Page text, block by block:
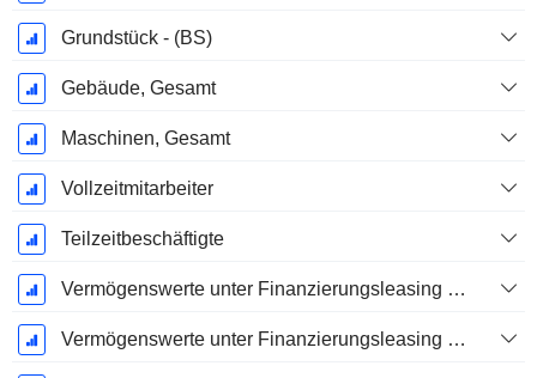
Grundstück - (BS)
Gebäude, Gesamt
Maschinen, Gesamt
Vollzeitmitarbeiter
Teilzeitbeschäftigte
Vermögenswerte unter Finanzierungsleasing - Brutto
Vermögenswerte unter Finanzierungsleasing - Kumulierte Abschreibung